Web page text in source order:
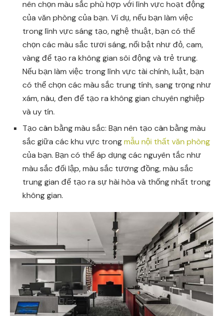
nên chọn màu sắc phù hợp với lĩnh vực hoạt động
của văn phòng của bạn. Ví dụ, nếu bạn làm việc
trong lĩnh vực sáng tạo, nghệ thuật, bạn có thể
chọn các màu sắc tươi sáng, nổi bật như đỏ, cam,
vàng để tạo ra không gian sôi động và trẻ trung.
Nếu bạn làm việc trong lĩnh vực tài chính, luật, bạn
có thể chọn các màu sắc trung tính, sang trọng như
xám, nâu, đen để tạo ra không gian chuyên nghiệp
và uy tín.
Tạo cân bằng màu sắc: Bạn nên tạo cân bằng màu
sắc giữa các khu vực trongmẫu nội thất văn phòng
của bạn. Bạn có thể áp dụng các nguyên tắc như
màu sắc đối lập, màu sắc tương đồng, màu sắc
trung gian để tạo ra sự hài hòa và thống nhất trong
không gian.